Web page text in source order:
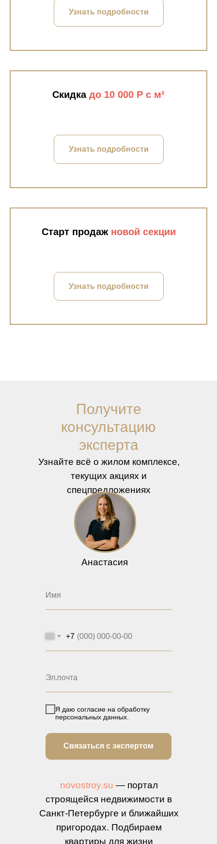
Узнать подробности
Скидка до 10 000 Р с м²
Узнать подробности
Старт продаж новой секции
Узнать подробности
Анастасия
Получите
консультацию
эксперта
+7
Я даю согласие на обработку
персональных данных.
Связаться с экспертом
Узнайте всё о жилом комплексе,
текущих акциях и
спецпредложениях
novostroy.su — портал
строящейся недвижимости в
Санкт-Петербурге и ближайших
пригородах. Подбираем
квартиры для жизни